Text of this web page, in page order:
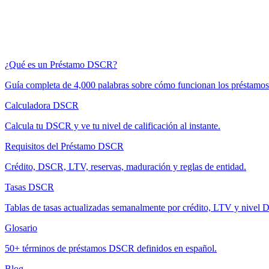
¿Qué es un Préstamo DSCR?
Guía completa de 4,000 palabras sobre cómo funcionan los
Calculadora DSCR
Calcula tu DSCR y ve tu nivel de calificación al instante.
Requisitos del Préstamo DSCR
Crédito, DSCR, LTV, reservas, maduración y reglas de entidad.
Tasas DSCR
Tablas de tasas actualizadas semanalmente por crédito, LTV y nivel
Glosario
50+ términos de préstamos DSCR definidos en español.